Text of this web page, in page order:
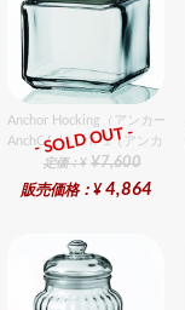
Anchor Hocking（アンカー
AnchOR HockinG（アンカー
定価：¥ ¥7,600
販売価格：¥ 4,864
- SOLD OUT -